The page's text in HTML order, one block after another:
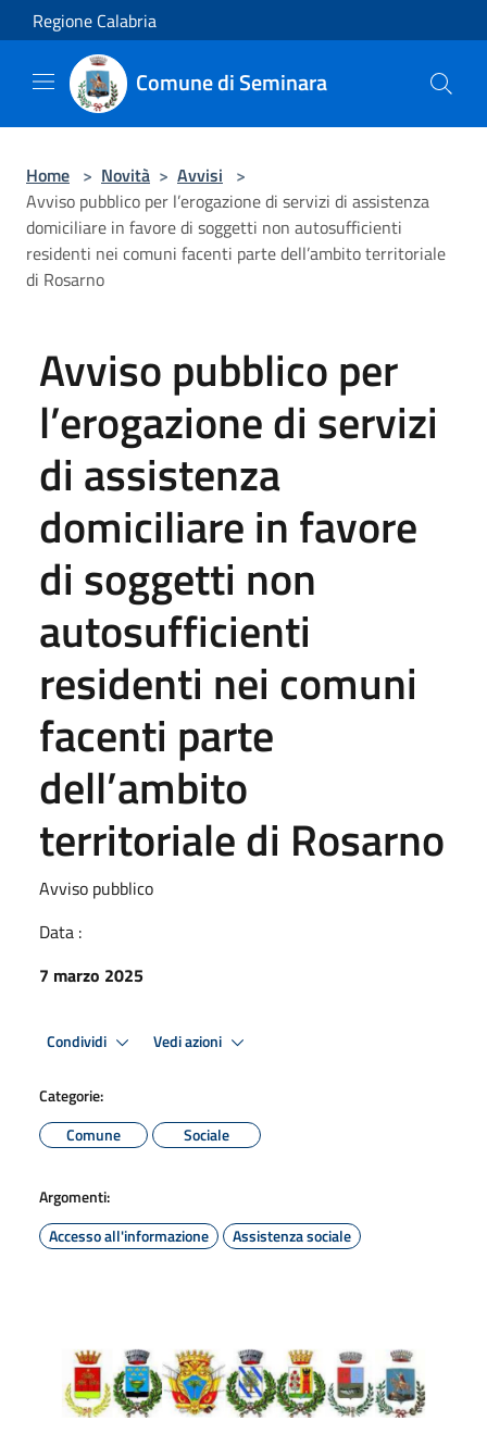
Salta al contenuto principale
Regione Calabria
Comune di Seminara
Home > Novità > Avvisi >
Avviso pubblico per l’erogazione di servizi di assistenza
domiciliare in favore di soggetti non autosufficienti
residenti nei comuni facenti parte dell’ambito territoriale
di Rosarno
Avviso pubblico per
l’erogazione di servizi
di assistenza
domiciliare in favore
di soggetti non
autosufficienti
residenti nei comuni
facenti parte
dell’ambito
territoriale di Rosarno
Avviso pubblico
Data :
7 marzo 2025
Condividi Vedi azioni
Categorie:
Comune
Sociale
Argomenti:
Accesso all'informazione
Assistenza sociale